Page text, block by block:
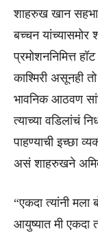
शाहरुख खान
बच्चन
प्रमोशननिमित्त
काश्मिरी असूनही
भावनिक आठवण
त्याच्या वडिलांचं
पाहण्याची इच्छा
असं शाहरुखने
“एकदा त्यांनी
आयुष्यात मी एकदा